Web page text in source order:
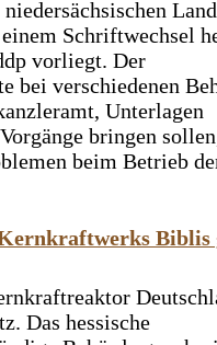
Schriftwechsel
vorliegt. Der
bei verschiedenen
Unterlagen
bringen
beim Betrieb
Biblis
Das hessische